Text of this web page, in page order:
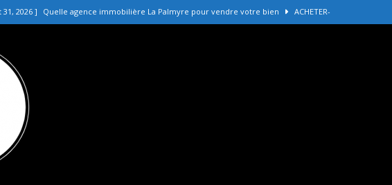
2026 ] Quelle agence immobilière La Palmyre pour vendre votre bien ACHETER-
27, 2026 ]
2026 ]
2026 ]
2026 ]